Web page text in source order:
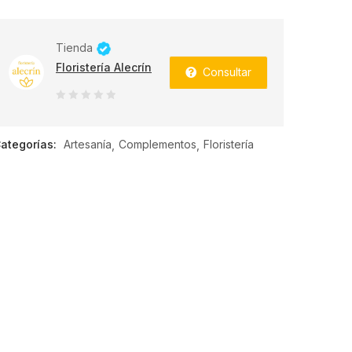
Tienda
Floristería Alecrín
Consultar
Artesanía Complementos Floristería